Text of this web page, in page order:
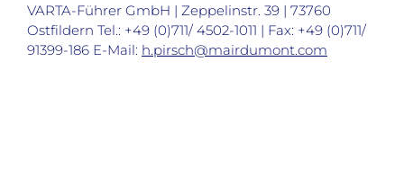
VARTA-Führer GmbH | Zeppelinstr. 39 | 73760
Ostfildern Tel.: +49 (0)711/ 4502-1011 | Fax: +49 (0)711/
91399-186 E-Mail: h.pirsch@mairdumont.com